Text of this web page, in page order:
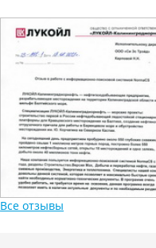
Все отзывы